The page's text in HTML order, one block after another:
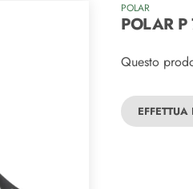
POLAR
POLAR
Questo